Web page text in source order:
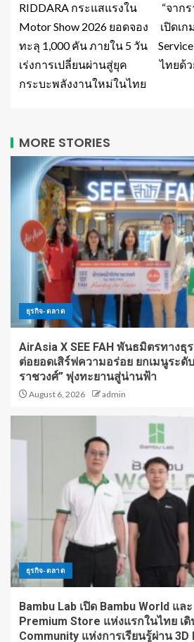
RIDDARA กระแสแรงใน
Motor Show 2026 ยอดจอง
ทะลุ 1,000 คัน ภายใน 5 วัน
เร่งการเปลี่ยนผ่านสู่ยุค
กระบะพลังงานใหม่ในไทย
“จาก
เปิดเก
ไทยด้ว
MORE STORIES
ธุรกิจ-ตลาด
AirAsia X SEE FAH พันธมิตรทางธุ
ต่อยอดเสิร์ฟความอร่อย ยกเมนูระดั
ราชวงศ์” พุ่งทะยานสู่น่านฟ้า
August 6, 2026 admin
ธุรกิจ-ตลาด
Bambu Lab เปิด Bambu World แล
Premium Store แห่งแรกในไทย เ
Community แห่งการเรียนรู้ผ่าน 3D